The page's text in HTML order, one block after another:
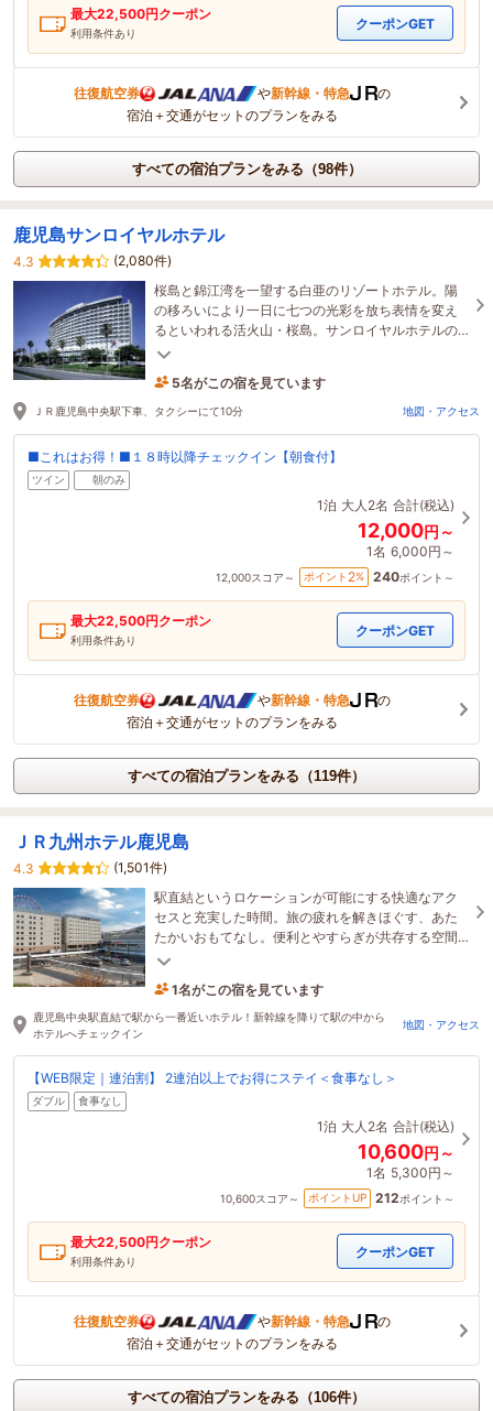
最大22,500円クーポン
利用条件あり
クーポンGET
往復航空券 や新幹線・特急
の
宿泊＋交通がセットのプランをみる
すべての宿泊プランをみる（98件）
鹿児島サンロイヤルホテル
4.3
(2,080件)
桜島と錦江湾を一望する白亜のリゾートホテル。陽
の移ろいにより一日に七つの光彩を放ち表情を変え
るといわれる活火山・桜島。サンロイヤルホテルの
窓辺には常にその端麗な大自然の要旨をご用意して
5名がこの宿を見ています
ＪＲ鹿児島中央駅下車、タクシーにて10分 地図・アクセス
■これはお得！■１８時以降チェックイン【朝食付】
ツイン 朝のみ
1泊 大人2名 合計(税込)
12,000円～
1名 6,000円～
12,000スコア～ ポイント 2% 240ポイント～
最大22,500円クーポン
利用条件あり
クーポンGET
往復航空券 や新幹線・特急
の
宿泊＋交通がセットのプランをみる
すべての宿泊プランをみる（119件）
ＪＲ九州ホテル鹿児島
4.3
(1,501件)
駅直結というロケーションが可能にする快適なアク
セスと充実した時間。旅の疲れを解きほぐす、あた
たかいおもてなし。便利とやすらぎが共存する空間
の中、テーマの異なるインテリアの客室でお迎えし
1名がこの宿を見ています
43分前に予約されました
鹿児島中央駅直結で駅から一番近いホテル！新幹線を降りて駅の中から
ホテルへチェックイン
地図・アクセス
【WEB限定｜連泊割】 2連泊以上でお得にステイ＜食事なし＞
ダブル 食事なし
1泊 大人2名 合計(税込)
10,600円～
1名 5,300円～
10,600スコア～ ポイントUP 212ポイント～
最大22,500円クーポン
利用条件あり
クーポンGET
往復航空券 や新幹線・特急
の
宿泊＋交通がセットのプランをみる
すべての宿泊プランをみる（106件）